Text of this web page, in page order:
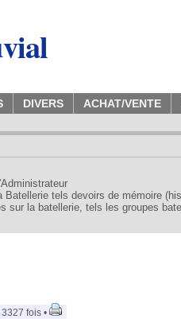
DIVERS ACHAT/VENTE
tels devoirs de mémoire
sur la batellerie, tels les groupes
3327 fois •